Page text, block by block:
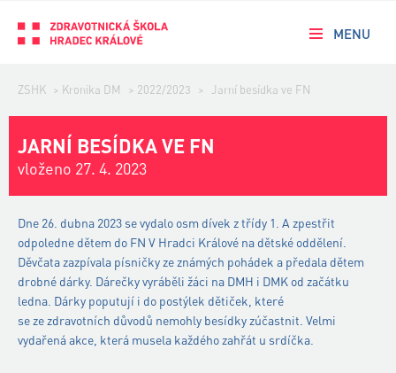
MENU
ZSHK > Kronika DM > 2022/2023 > Jarní besídka ve FN
JARNÍ BESÍDKA VE FN
vloženo 27. 4. 2023
Dne 26. dubna 2023 se vydalo osm dívek z třídy 1. A zpestřit
odpoledne dětem do FN V Hradci Králové na dětské oddělení.
Děvčata zazpívala písničky ze známých pohádek a předala dětem
drobné dárky. Dárečky vyráběli žáci na DMH i DMK od začátku
ledna. Dárky poputují i do postýlek dětiček, které
se ze zdravotních důvodů nemohly besídky zúčastnit. Velmi
vydařená akce, která musela každého zahřát u srdíčka.